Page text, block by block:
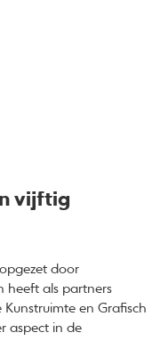
vijftig
door
heeft als partners
Kunstruimte en Grafisch
aspect in de